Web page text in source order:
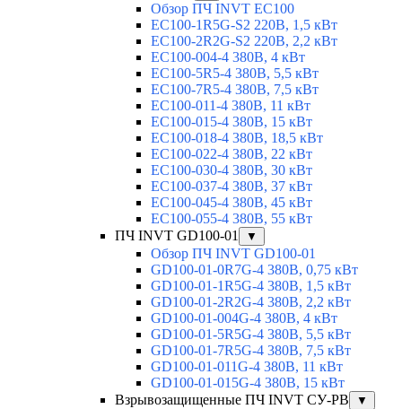
Обзор ПЧ INVT EC100
EC100-1R5G-S2 220В, 1,5 кВт
EC100-2R2G-S2 220В, 2,2 кВт
EC100-004-4 380В, 4 кВт
EC100-5R5-4 380В, 5,5 кВт
EC100-7R5-4 380В, 7,5 кВт
EC100-011-4 380В, 11 кВт
EC100-015-4 380В, 15 кВт
EC100-018-4 380В, 18,5 кВт
EC100-022-4 380В, 22 кВт
EC100-030-4 380В, 30 кВт
EC100-037-4 380В, 37 кВт
EC100-045-4 380В, 45 кВт
EC100-055-4 380В, 55 кВт
ПЧ INVT GD100-01
▼
Обзор ПЧ INVT GD100-01
GD100-01-0R7G-4 380В, 0,75 кВт
GD100-01-1R5G-4 380В, 1,5 кВт
GD100-01-2R2G-4 380В, 2,2 кВт
GD100-01-004G-4 380В, 4 кВт
GD100-01-5R5G-4 380В, 5,5 кВт
GD100-01-7R5G-4 380В, 7,5 кВт
GD100-01-011G-4 380В, 11 кВт
GD100-01-015G-4 380В, 15 кВт
Взрывозащищенные ПЧ INVT СУ-РВ
▼